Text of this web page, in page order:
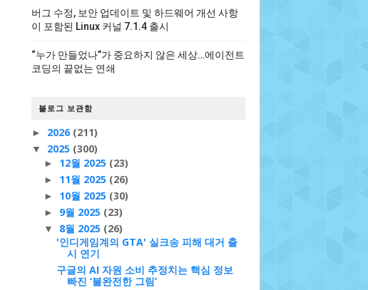
버그 수정, 보안 업데이트 및 하드웨어 개선 사항
이 포함된 Linux 커널 7.1.4 출시
“누가 만들었나”가 중요하지 않은 세상…에이전트
코딩의 끝없는 연쇄
블로그 보관함
► 2026 (211)
▼ 2025 (300)
► 12월 2025 (23)
► 11월 2025 (26)
► 10월 2025 (30)
► 9월 2025 (23)
▼ 8월 2025 (26)
'인디게임계의 GTA' 실크송 피해 대거 출
시 연기
구글의 AI 자원 소비 추정치는 핵심 정보
빠진 ‘불완전한 그림’